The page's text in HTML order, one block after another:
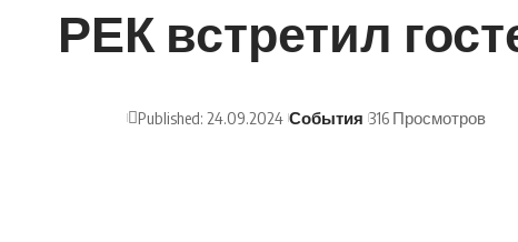
РЕК встретил
Published: 24.09.2024 События 316 Просмотров